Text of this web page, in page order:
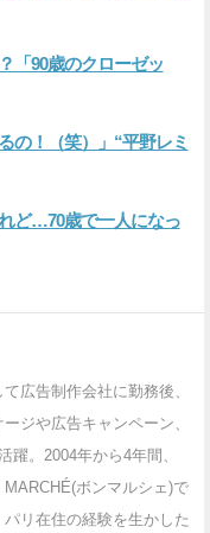
「90歳のクローゼッ
の！（笑）」“平野レミ
ど…70歳で一人になっ
広告制作会社に勤務後、
ジや広告キャンペーン、
。2004年から4年間、
ボンマルシェ)で
リ在住の経験を生かした